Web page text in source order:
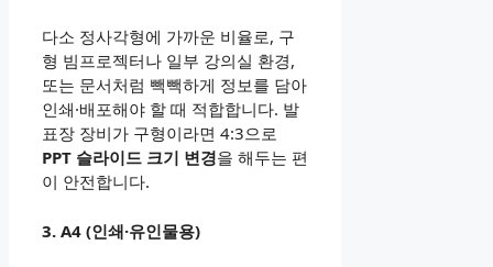
다소 정사각형에 가까운 비율로, 구
형 빔프로젝터나 일부 강의실 환경,
또는 문서처럼 빽빽하게 정보를 담아
인쇄·배포해야 할 때 적합합니다. 발
표장 장비가 구형이라면 4:3으로
PPT 슬라이드 크기 변경을 해두는 편
이 안전합니다.
3. A4 (인쇄·유인물용)